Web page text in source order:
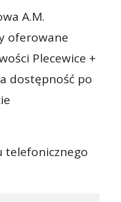
A.M.
oferowane
Plecewice +
dostępność po
telefonicznego